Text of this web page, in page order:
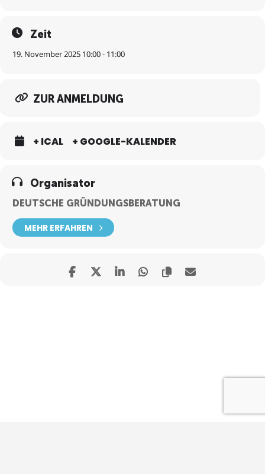
Zeit
19. November 2025 10:00 - 11:00
ZUR ANMELDUNG
+ ICAL + GOOGLE-KALENDER
Organisator
DEUTSCHE GRÜNDUNGSBERATUNG
MEHR ERFAHREN